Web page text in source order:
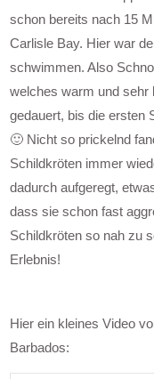
schon bereits nach 15
Carlisle Bay. Hier war
schwimmen. Also
welches warm und sehr
gedauert, bis die ersten
🙂 Nicht so prickelnd
Schildkröten immer
dadurch aufgeregt,
dass sie schon fast
Schildkröten so nah zu
Erlebnis!
Hier ein kleines Video
Barbados: